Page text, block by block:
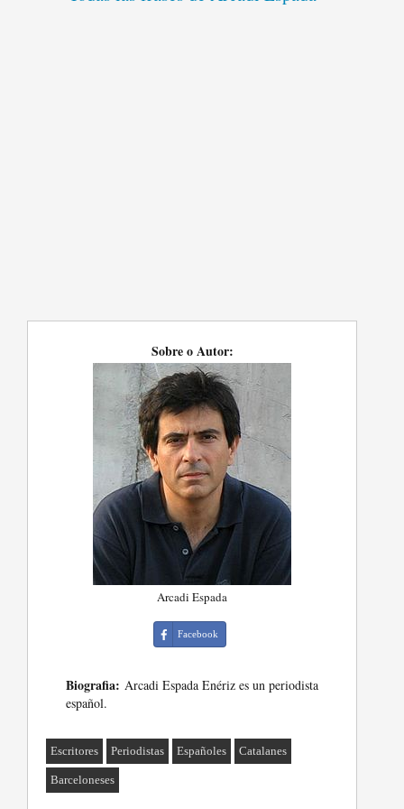
Sobre o Autor:
Arcadi Espada
Facebook
Biografia: Arcadi Espada Enériz es un periodista
español.
Escritores Periodistas Españoles Catalanes
Barceloneses